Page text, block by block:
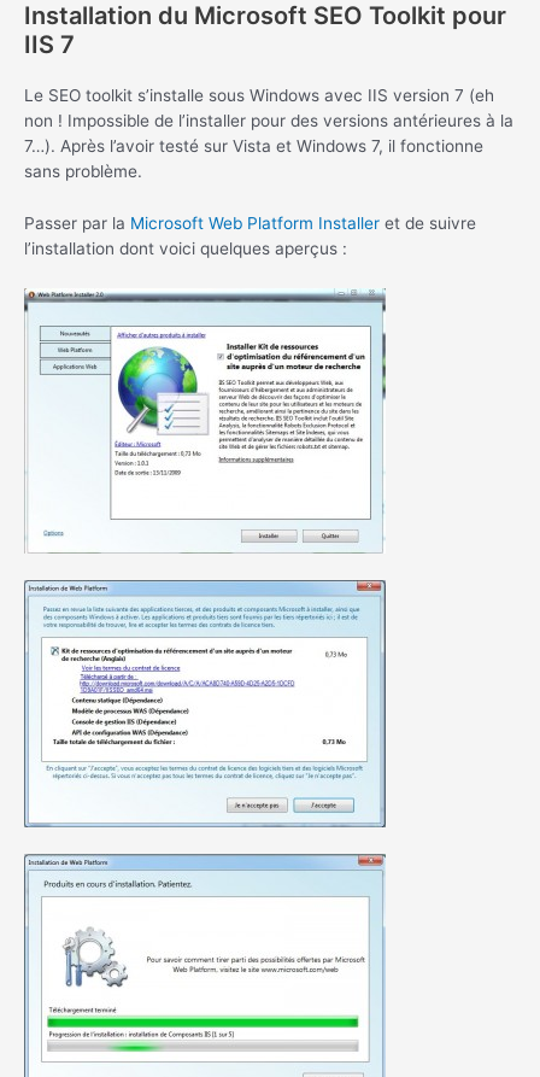
Installation du Microsoft SEO Toolkit pour
IIS 7
Le SEO toolkit s’installe sous Windows avec IIS version 7 (eh
non ! Impossible de l’installer pour des versions antérieures à la
7…). Après l’avoir testé sur Vista et Windows 7, il fonctionne
sans problème.
Passer par la Microsoft Web Platform Installer et de suivre
l’installation dont voici quelques aperçus :